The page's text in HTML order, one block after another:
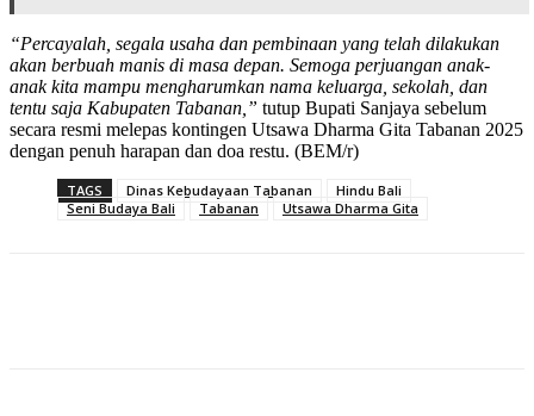
“Percayalah, segala usaha dan pembinaan yang telah dilakukan
akan berbuah manis di masa depan. Semoga perjuangan anak-
anak kita mampu mengharumkan nama keluarga, sekolah, dan
tentu saja Kabupaten Tabanan,” tutup Bupati Sanjaya sebelum
secara resmi melepas kontingen Utsawa Dharma Gita Tabanan 2025
dengan penuh harapan dan doa restu. (BEM/r)
TAGS Dinas Kebudayaan Tabanan
Hindu Bali
Seni Budaya Bali
Tabanan Utsawa Dharma Gita